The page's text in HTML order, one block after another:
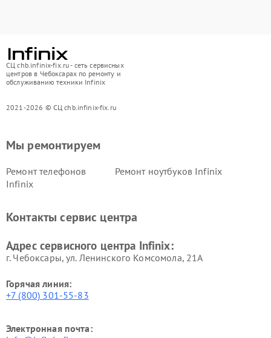
СЦ chb.infinix-fix.ru - сеть сервисных
центров в Чебоксарах по ремонту и
обслуживанию техники Infinix
2021-2026 © СЦ chb.infinix-fix.ru
Мы ремонтируем
Ремонт телефонов
Infinix
Ремонт ноутбуков Infinix
Контакты сервис центра
Адрес сервисного центра Infinix:
г. Чебоксары, ул. Ленинского Комсомола, 21А
Горячая линия:
+7 (800) 301-55-83
Электронная почта: